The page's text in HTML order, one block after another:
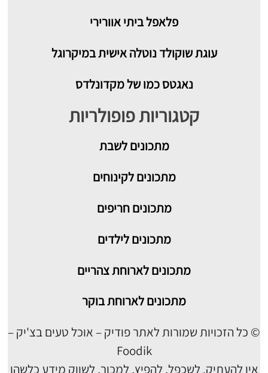
פלאפל ביתי אוורירי
עוגת שוקולד נוטלה אישית במיקרוגל
נאגטס כמו של מקדונלדס
קטגוריות פופולריות
מתכוניםלשבת
מתכונים לקינוחים
מתכונים חריפים
מתכונים לילדים
מתכונים לארוחת צהריים
מתכונים לארוחת בוקר
© כל הזכויות שמורות לאתר פודיק – אוכל טעים בצ'יק –
Foodik
אין להעתיק, לשכפל, להפיץ, למכור, לשווק מידע כלשהו